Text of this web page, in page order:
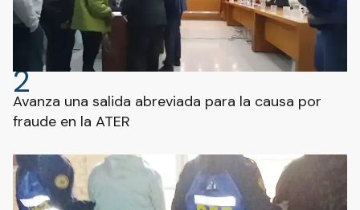
2
Avanza una salida abreviada para la causa por
fraude en la ATER